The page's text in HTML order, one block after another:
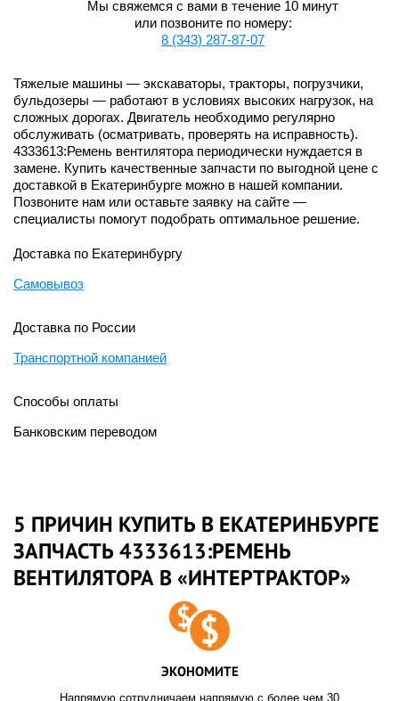
Мы свяжемся с вами в течение 10 минут
или позвоните по номеру:
8 (343) 287-87-07
Тяжелые машины — экскаваторы, тракторы, погрузчики,
бульдозеры — работают в условиях высоких нагрузок, на
сложных дорогах. Двигатель необходимо регулярно
обслуживать (осматривать, проверять на исправность).
4333613:Ремень вентилятора периодически нуждается в
замене. Купить качественные запчасти по выгодной цене с
доставкой в Екатеринбурге можно в нашей компании.
Позвоните нам или оставьте заявку на сайте —
специалисты помогут подобрать оптимальное решение.
Доставка по Екатеринбургу
Самовывоз
Доставка по России
Транспортной компанией
Способы оплаты
Банковским переводом
5 ПРИЧИН КУПИТЬ В ЕКАТЕРИНБУРГЕ
ЗАПЧАСТЬ 4333613:РЕМЕНЬ
ВЕНТИЛЯТОРА В «ИНТЕРТРАКТОР»
ЭКОНОМИТЕ
Напрямую сотрудничаем напрямую с более чем 30